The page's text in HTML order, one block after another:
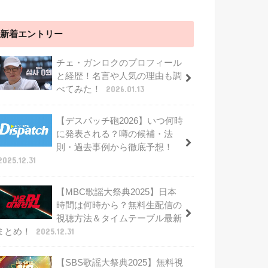
新着エントリー
チェ・ガンロクのプロフィール
と経歴！名言や人気の理由も調
べてみた！
2026.01.13
【デスパッチ砲2026】いつ何時
に発表される？噂の候補・法
則・過去事例から徹底予想！
【MBC歌謡大祭典2025】日本
時間は何時から？無料生配信の
視聴方法＆タイムテーブル最新
とめ！
2025.12.31
【SBS歌謡大祭典2025】無料視